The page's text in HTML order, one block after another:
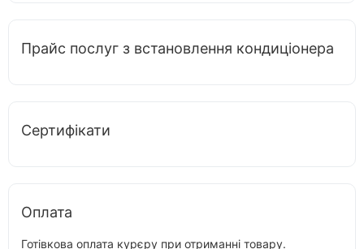
Прайс послуг з встановлення кондиціонера
Сертифікати
Оплата
Готівкова оплата курєру при отриманні товару.